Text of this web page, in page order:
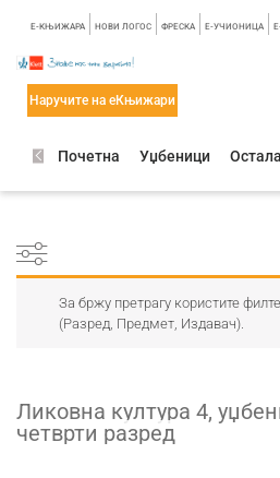
E-КЊИЖАРА НОВИ ЛОГОС ФРЕСКА E-УЧИОНИЦА
Наручите на еКњижари
Почетна Уџбеници
За бржу претрагу користите
(Разред, Предмет, Издавач).
Ликовна култура 4,
четврти разред